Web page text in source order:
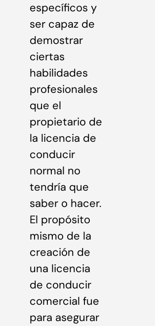
específicos y
ser capaz de
demostrar
ciertas
habilidades
profesionales
que el
propietario de
la licencia de
conducir
normal no
tendría que
saber o hacer.
El propósito
mismo de la
creación de
una licencia
de conducir
comercial fue
para asegurar